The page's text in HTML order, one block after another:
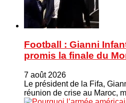
Football : Gianni
promis la finale du
7 août 2026
Le président de la Fifa,
réunion de crise au Maroc,